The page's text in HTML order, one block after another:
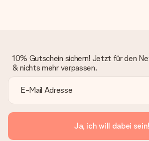
10% Gutschein sichern! Jetzt für den
& nichts mehr verpassen.
Ja, ich will dabei sein!